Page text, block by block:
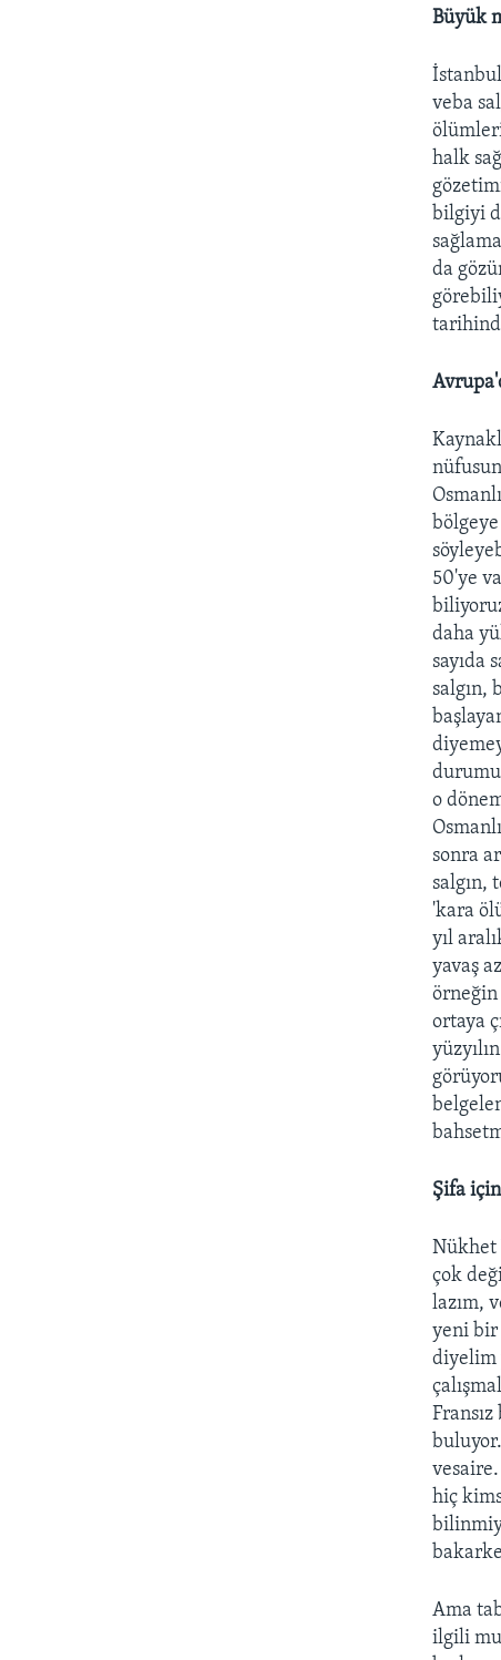
Büyük
veba
halk
bilgiyi
da
50'ye
daha
sayıda
salgın,
o
sonra
salgın,
'kara
yıl
yavaş
örneğin
ortaya
Şifa
Nükhet
çok
lazım,
yeni bir
diyelim
vesaire.
hiç
Ama
ilgili